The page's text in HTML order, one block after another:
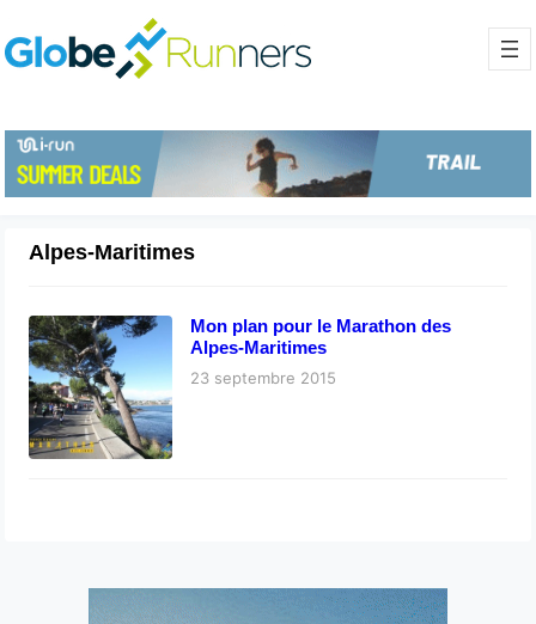
Alpes-Maritimes
Mon plan pour le Marathon des
Alpes-Maritimes
23 septembre 2015